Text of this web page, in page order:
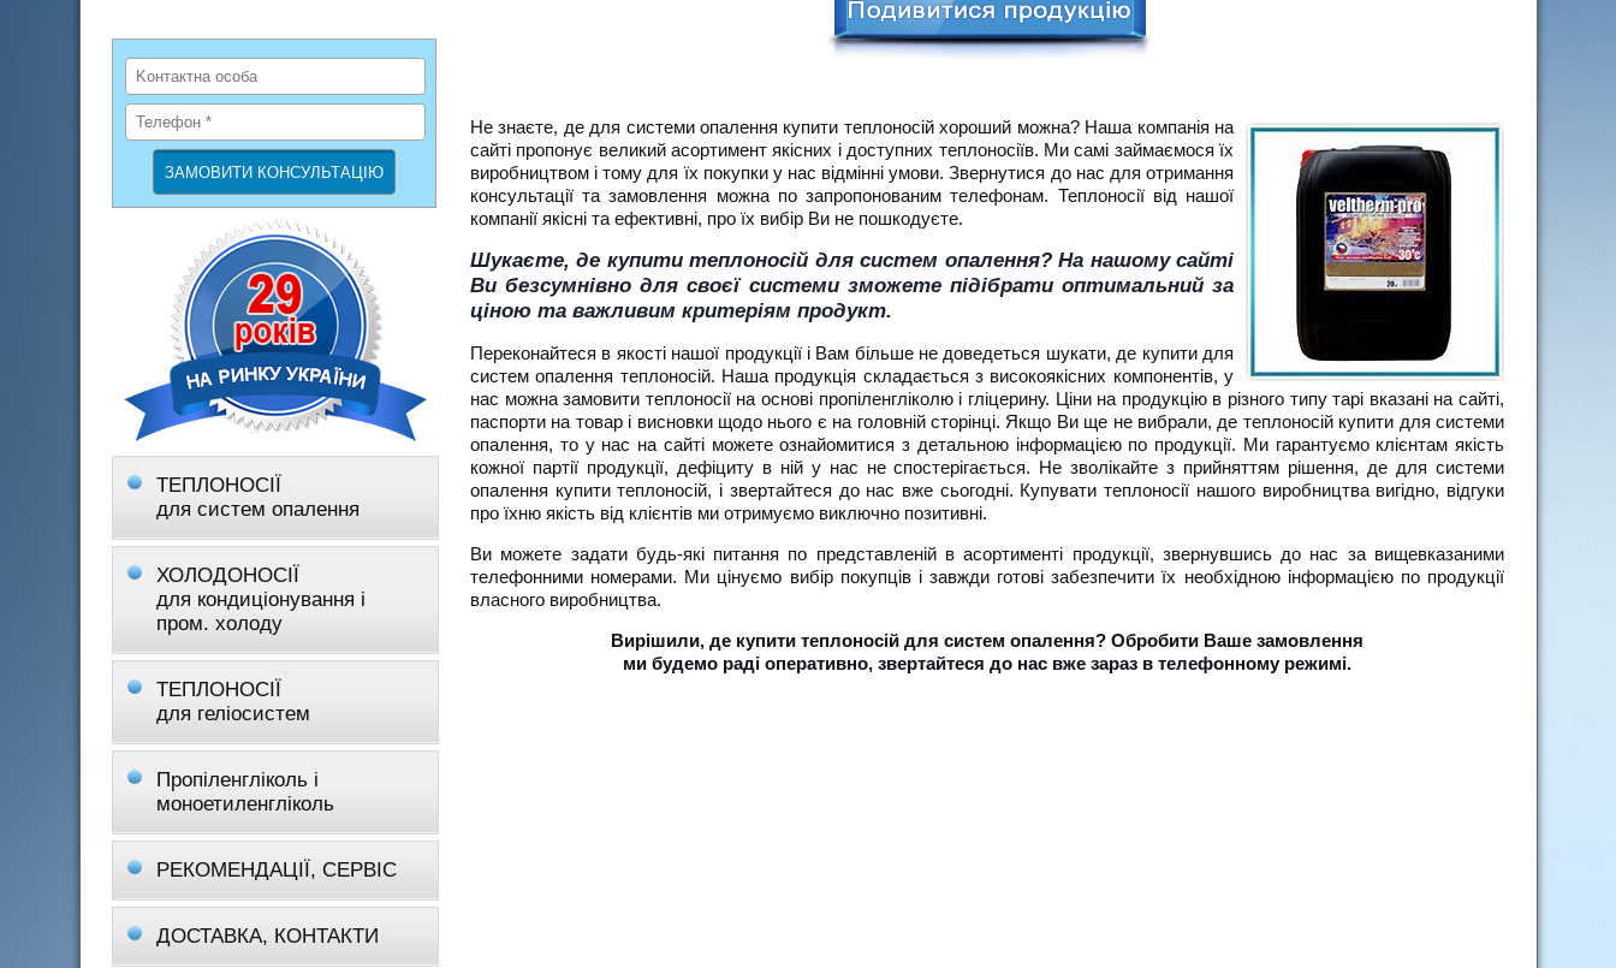
ТЕПЛОНОСІЇ
для систем опалення
ХОЛОДОНОСІЇ
для кондиціонування і
пром. холоду
ТЕПЛОНОСІЇ
для геліосистем
Пропіленгліколь і
моноетиленгліколь
РЕКОМЕНДАЦІЇ, СЕРВІС
ДОСТАВКА, КОНТАКТИ
Не знаєте, де для системи опалення купити теплоносій хороший можна? Наша компанія на
сайті пропонує великий асортимент якісних і доступних теплоносіїв. Ми самі займаємося їх
виробництвом і тому для їх покупки у нас відмінні умови. Звернутися до нас для отримання
консультації та замовлення можна по запропонованим телефонам. Теплоносії від нашої
компанії якісні та ефективні, про їх вибір Ви не пошкодуєте.
Шукаєте, де купити теплоносій для систем опалення? На нашому сайті
Ви безсумнівно для своєї системи зможете підібрати оптимальний за
ціною та важливим критеріям продукт.
Переконайтеся в якості нашої продукції і Вам більше не доведеться шукати, де купити для
систем опалення теплоносій. Наша продукція складається з високоякісних компонентів, у
нас можна замовити теплоносії на основі пропіленгліколю і гліцерину. Ціни на продукцію в різного типу тарі вказані на сайті,
паспорти на товар і висновки щодо нього є на головній сторінці. Якщо Ви ще не вибрали, де теплоносій купити для системи
опалення, то у нас на сайті можете ознайомитися з детальною інформацією по продукції. Ми гарантуємо клієнтам якість
кожної партії продукції, дефіциту в ній у нас не спостерігається. Не зволікайте з прийняттям рішення, де для системи
опалення купити теплоносій, і звертайтеся до нас вже сьогодні. Купувати теплоносії нашого виробництва вигідно, відгуки
про їхню якість від клієнтів ми отримуємо виключно позитивні.
Ви можете задати будь-які питання по представленій в асортименті продукції, звернувшись до нас за вищевказаними
телефонними номерами. Ми цінуємо вибір покупців і завжди готові забезпечити їх необхідною інформацією по продукції
власного виробництва.
Вирішили, де купити теплоносій для систем опалення? Обробити Ваше замовлення
ми будемо раді оперативно, звертайтеся до нас вже зараз в телефонному режимі.